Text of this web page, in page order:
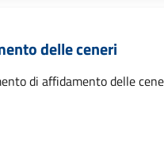
delle ceneri
di affidamento delle